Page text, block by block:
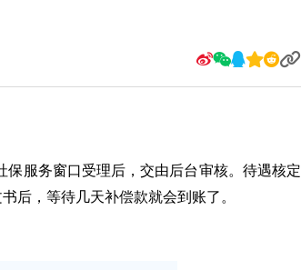
服务窗口受理后，交由后台审核。待遇核定
后，等待几天补偿款就会到账了。